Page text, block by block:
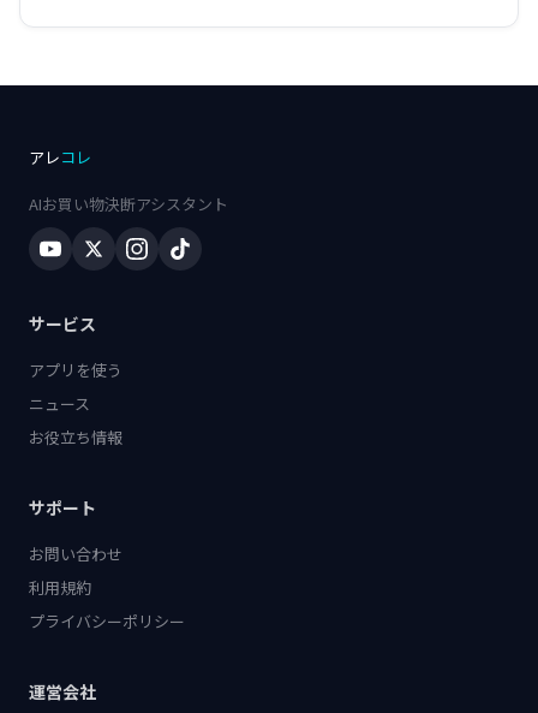
アレコレ
AIお買い物決断アシスタント
サービス
アプリを使う
ニュース
お役立ち情報
サポート
お問い合わせ
利用規約
プライバシーポリシー
運営会社